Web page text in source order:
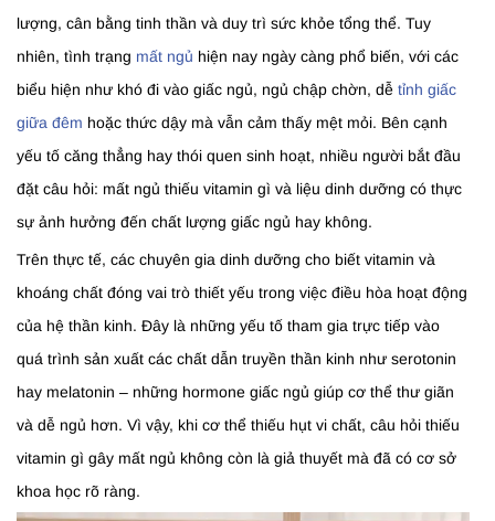
lượng, cân bằng tinh thần và duy trì sức khỏe tổng thể. Tuy
nhiên, tình trạng mất ngủ hiện nay ngày càng phổ biến, với các
biểu hiện như khó đi vào giấc ngủ, ngủ chập chờn, dễ tỉnh giấc
giữa đêm hoặc thức dậy mà vẫn cảm thấy mệt mỏi. Bên cạnh
yếu tố căng thẳng hay thói quen sinh hoạt, nhiều người bắt đầu
đặt câu hỏi: mất ngủ thiếu vitamin gì và liệu dinh dưỡng có thực
sự ảnh hưởng đến chất lượng giấc ngủ hay không.
Trên thực tế, các chuyên gia dinh dưỡng cho biết vitamin và
khoáng chất đóng vai trò thiết yếu trong việc điều hòa hoạt động
của hệ thần kinh. Đây là những yếu tố tham gia trực tiếp vào
quá trình sản xuất các chất dẫn truyền thần kinh như serotonin
hay melatonin – những hormone giấc ngủ giúp cơ thể thư giãn
và dễ ngủ hơn. Vì vậy, khi cơ thể thiếu hụt vi chất, câu hỏi thiếu
vitamin gì gây mất ngủ không còn là giả thuyết mà đã có cơ sở
khoa học rõ ràng.